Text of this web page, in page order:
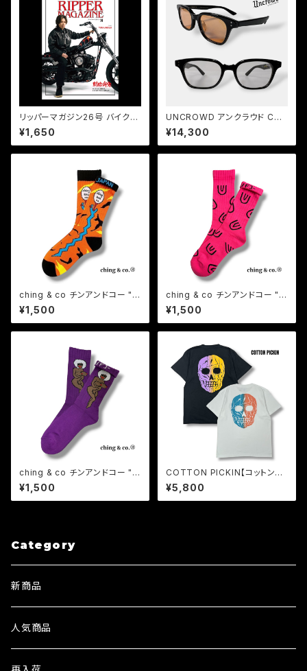
リッパーマガジン26号 バイク雑
誌 神宮寺勇太 RIPPER MAGA
ZINE Vol.26
¥1,650
UNCROWD アンクラウド COR
OLLA 2026 バイカーシェード
サングラス
¥14,300
ching & co チンアンドコー "カ
モヘビ -orange-" ガラガラヘ
ビ ソックス
¥1,500
ching & co チンアンドコー "S
ymbol a lot -pink-" シンボル
ソックス 靴下
¥1,500
ching & co チンアンドコー "裸
婦&TOUGH -purple- " ソック
ス 靴下
¥1,500
COTTON PICKIN【コットンピ
ッキン】 " SKULL " S/S-T
¥5,800
Category
新商品
人気商品